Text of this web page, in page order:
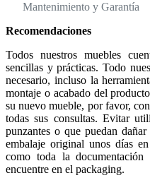
Mantenimiento y Garantía
Recomendaciones
Todos nuestros muebles
sencillas y prácticas. Todo
necesario, incluso la
montaje o acabado del
su nuevo mueble, por favor,
todas sus consultas. Evitar
punzantes o que puedan
embalaje original unos días
como toda la
encuentre en el packaging.